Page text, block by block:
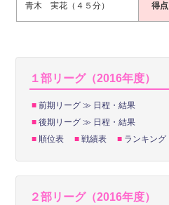
青木 実花（４５分） 得点
１部リーグ（2016年度）
■ 前期リーグ ≫ 日程・結果
■ 後期リーグ ≫ 日程・結果
■ 順位表 ■ 戦績表 ■ ランキング
２部リーグ（2016年度）